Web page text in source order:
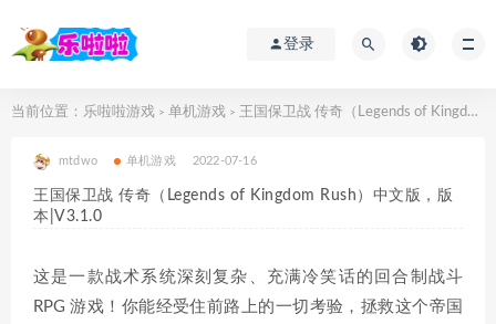
登录
当前位置： 乐啦啦游戏 > 单机游戏 > 王国保卫战 传奇（Legends of Kingdom Rush）中文版，版本|V3.1.0
mtdwo 单机游戏 2022-07-16
王国保卫战 传奇（Legends of Kingdom Rush）中文版，版
本|V3.1.0
这是一款战术系统深刻复杂、充满冷笑话的回合制战斗
RPG 游戏！你能经受住前路上的一切考验，拯救这个帝国